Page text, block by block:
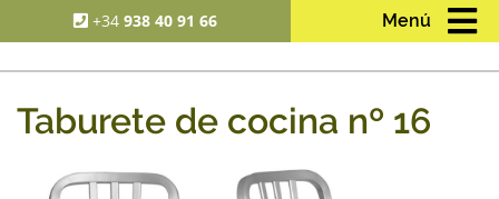
+34938 40 91 66 Menú
Taburete de cocina nº 16